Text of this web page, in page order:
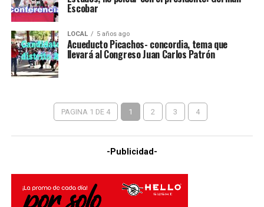
Escobar
LOCAL 5 años ago
Acueducto Picachos- concordia, tema que
llevará al Congreso Juan Carlos Patrón
PAGINA 1 DE 4 1 2 3 4
-Publicidad-